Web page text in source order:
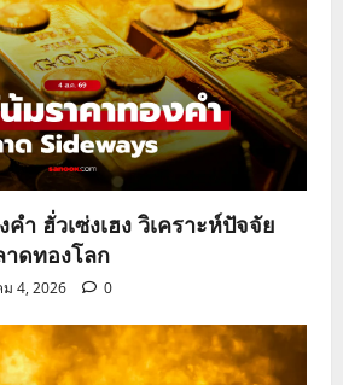
ำ ฮั่วเซ่งเฮง วิเคราะห์ปัจจัย
ดทองโลก
4, 2026 0